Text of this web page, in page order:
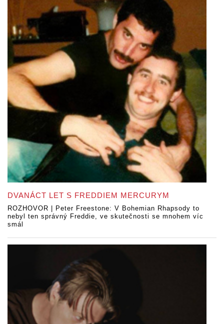
DVANÁCT LET S FREDDIEM MERCURYM
ROZHOVOR | Peter Freestone: V Bohemian Rhapsody to
nebyl ten správný Freddie, ve skutečnosti se mnohem víc
smál